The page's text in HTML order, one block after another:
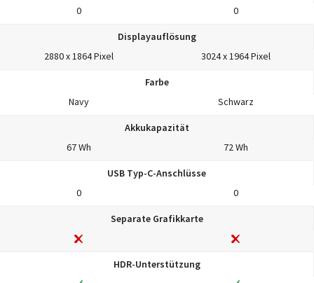
0
0
Displayauflösung
2880 x 1864 Pixel
3024 x 1964 Pixel
Farbe
Navy
Schwarz
Akkukapazität
67 Wh
72 Wh
USB Typ-C-Anschlüsse
0
0
Separate Grafikkarte
HDR-Unterstützung